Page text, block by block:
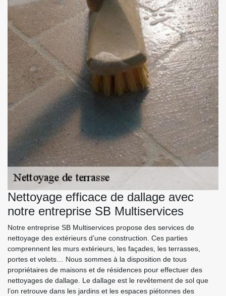
Nettoyage efficace de dallage avec
notre entreprise SB Multiservices
Notre entreprise SB Multiservices propose des services de
nettoyage des extérieurs d’une construction. Ces parties
comprennent les murs extérieurs, les façades, les terrasses,
portes et volets… Nous sommes à la disposition de tous
propriétaires de maisons et de résidences pour effectuer des
nettoyages de dallage. Le dallage est le revêtement de sol que
l’on retrouve dans les jardins et les espaces piétonnes des